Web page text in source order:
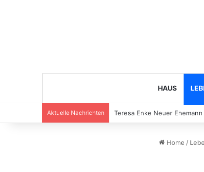
HAUS
Aktuelle Nachrichten Teresa Enke Neuer
Home /